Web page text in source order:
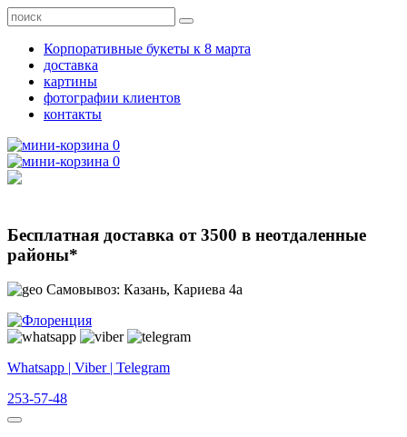
Корпоративные букеты к 8 марта
доставка
картины
фотографии клиентов
контакты
0
0
Бесплатная доставка от 3500 в неотдаленные
районы*
Самовывоз: Казань, Кариева 4а
Whatsapp | Viber | Telegram
253-57-48